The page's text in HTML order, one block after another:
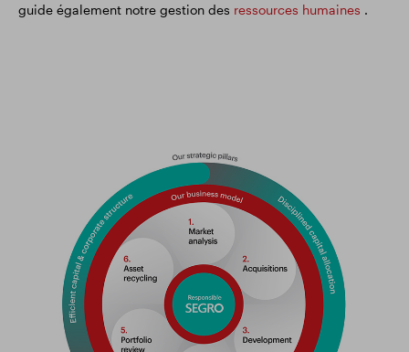
guide également notre gestion des ressources humaines .